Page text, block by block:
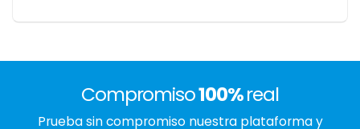
Compromiso100%real
Prueba sin compromiso nuestra plataforma y